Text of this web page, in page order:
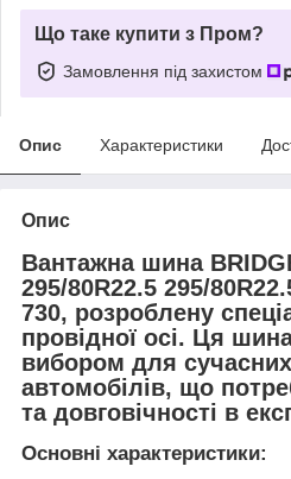
Що таке купити з Пром?
Замовлення під захистом
Опис Характеристики
Опис
Вантажна шина
295/80R22.5 295/
730, розроблену
провідної осі. Ця
вибором для
автомобілів, що
та довговічності в
Основні характеристики: